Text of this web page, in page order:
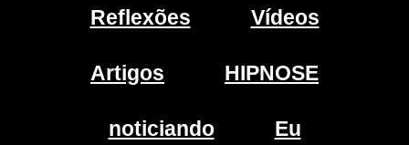
Reflexões Vídeos
Artigos HIPNOSE
noticiando Eu